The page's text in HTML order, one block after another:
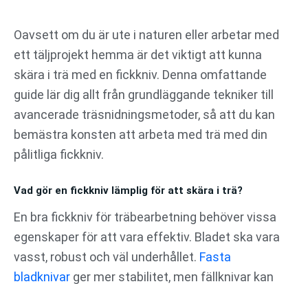
innehåll
Oavsett om du är ute i naturen eller arbetar med
ett täljprojekt hemma är det viktigt att kunna
skära i trä med en fickkniv. Denna omfattande
guide lär dig allt från grundläggande tekniker till
avancerade träsnidningsmetoder, så att du kan
bemästra konsten att arbeta med trä med din
pålitliga fickkniv.
Vad gör en fickkniv lämplig för att skära i trä?
En bra fickkniv för träbearbetning behöver vissa
egenskaper för att vara effektiv. Bladet ska vara
vasst, robust och väl underhållet. Fasta
bladknivar ger mer stabilitet, men fällknivar kan